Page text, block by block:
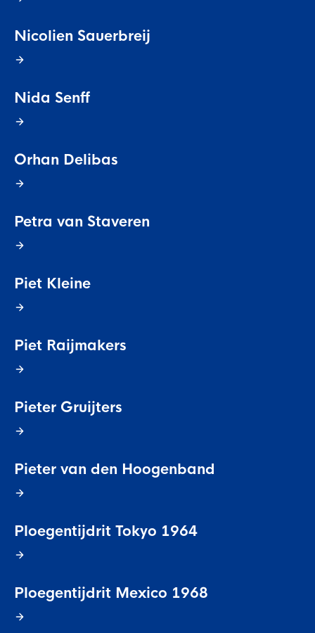
Nicolien Sauerbreij
Nida Senff
Orhan Delibas
Petra van Staveren
Piet Kleine
Piet Raijmakers
Pieter Gruijters
Pieter van den Hoogenband
Ploegentijdrit Tokyo 1964
Ploegentijdrit Mexico 1968